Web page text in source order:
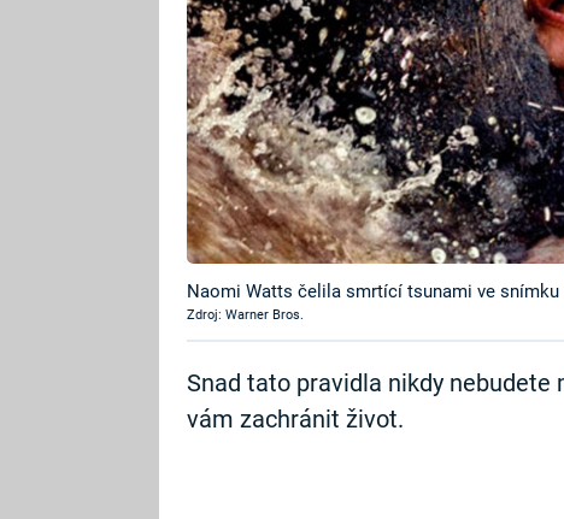
Naomi Watts čelila smrtící tsunami ve snímku
Zdroj: Warner Bros.
Snad tato pravidla nikdy nebudete
vám zachránit život.